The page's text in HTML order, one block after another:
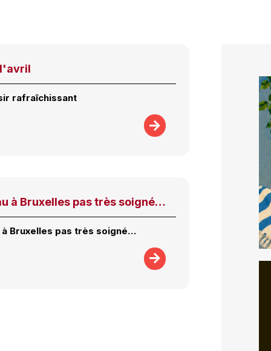
rafraîchissant
à Bruxelles pas très soigné…
à Bruxelles pas très soigné…